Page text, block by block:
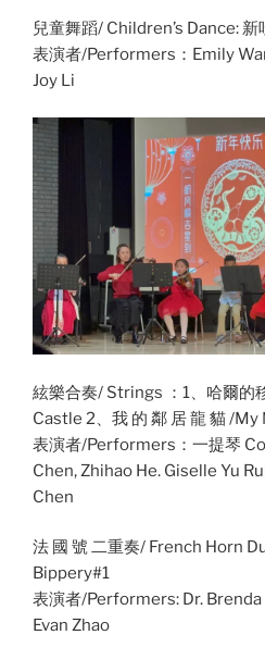
兒童舞蹈/ Children’s Dance:
表演者/Performers：Emily
Joy Li
絃樂合奏/ Strings ：1、哈爾的
Castle 2、我 的 鄰 居 龍 貓 /
表演者/Performers：一提琴
Chen, Zhihao He. Giselle Yu
Chen
法 國 號 二重奏/ French Horn
Bippery#1
表演者/Performers: Dr.
Evan Zhao